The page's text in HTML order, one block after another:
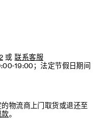
或 联系客服
19:00；法定节假日期间
物流商上门取货或退还至
。